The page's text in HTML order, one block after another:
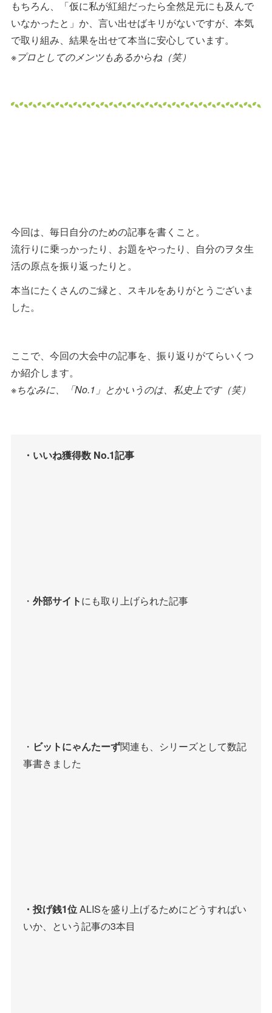
もちろん、「仮に私が紅組だったら全然足元にも及んで
いなかったと」か、言い出せばキリがないですが、本気
で取り組み、結果を出せて本当に安心しています。
※プロとしてのメンツもあるからね（笑）
今回は、毎日自分のための記事を書くこと。
流行りに乗っかったり、お題をやったり、自分のヲタ生
活の原点を振り返ったりと。
本当にたくさんのご縁と、スキルをありがとうございま
した。
ここで、今回の大会中の記事を、振り返りがてらいくつ
か紹介します。
※ちなみに、「No.1」とかいうのは、私史上です（笑）
・いいね獲得数 No.1記事
・ 外部サイトにも取り上げられた記事
・ ビットにゃんたーず関連も、シリーズとして数記
事書きました
・投げ銭1位ALISを盛り上げるためにどうすればい
いか、という記事の3本目